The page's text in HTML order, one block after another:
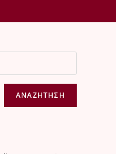
ΑΝΑΖΉΤΗΣΗ